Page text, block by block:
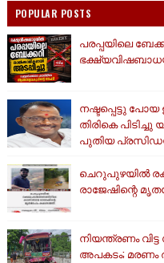
POPULAR POSTS
പരപ്പയിലെ
നഷ്ടപ്പെട്ടു
തിരികെ
പുതിയ
ചെറുപുഴയിൽ
രാജേഷിന്റെ
നിയന്ത്രണം
അപകടം; മരണം